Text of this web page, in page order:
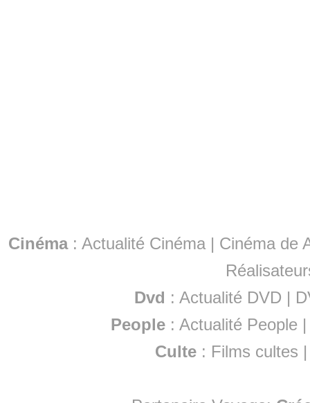
Cinéma: Actualité Cinéma | Cinéma de
Dvd : Actualité DVD |
People :Actualité People
Culte : Films cultes